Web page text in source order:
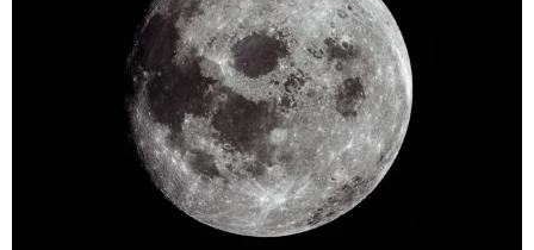
В МИРЕ
ОБЩЕСТВО
КУЛЬТУРА
НАУКА
СПОРТ